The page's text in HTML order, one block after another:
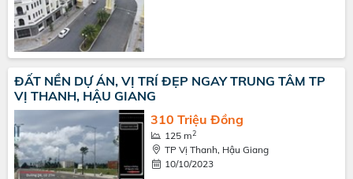
ĐẤT NỀN DỰ ÁN, VỊ TRÍ ĐẸP NGAY TRUNG TÂM TP
VỊ THANH, HẬU GIANG
310 Triệu Đồng
125 m2
TP Vị Thanh, Hậu Giang
10/10/2023